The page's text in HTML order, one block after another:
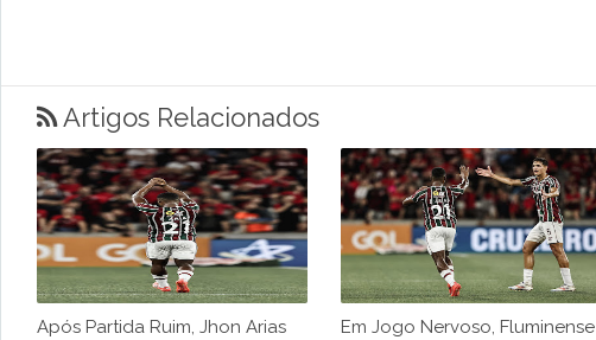
Artigos Relacionados
Após Partida Ruim, Jhon Arias
Em Jogo Nervoso, Fluminense